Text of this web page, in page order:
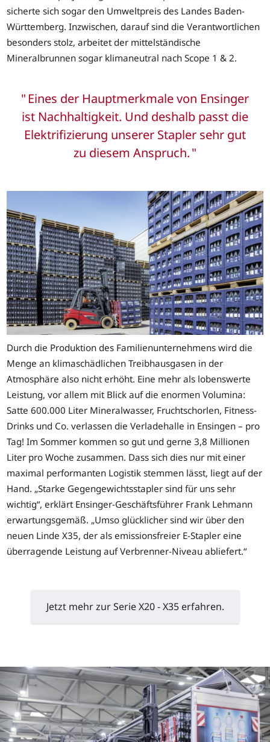
sicherte sich sogar den Umweltpreis des Landes Baden-
Württemberg. Inzwischen, darauf sind die Verantwortlichen
besonders stolz, arbeitet der mittelständische
Mineralbrunnen sogar klimaneutral nach Scope 1 & 2.
Eines der Hauptmerkmale von Ensinger
ist Nachhaltigkeit. Und deshalb passt die
Elektrifizierung unserer Stapler sehr gut
zu diesem Anspruch.
Durch die Produktion des Familienunternehmens wird die
Menge an klimaschädlichen Treibhausgasen in der
Atmosphäre also nicht erhöht. Eine mehr als lobenswerte
Leistung, vor allem mit Blick auf die enormen Volumina:
Satte 600.000 Liter Mineralwasser, Fruchtschorlen, Fitness-
Drinks und Co. verlassen die Verladehalle in Ensingen – pro
Tag! Im Sommer kommen so gut und gerne 3,8 Millionen
Liter pro Woche zusammen. Dass sich dies nur mit einer
maximal performanten Logistik stemmen lässt, liegt auf der
Hand. „Starke Gegengewichtsstapler sind für uns sehr
wichtig“, erklärt Ensinger-Geschäftsführer Frank Lehmann
erwartungsgemäß. „Umso glücklicher sind wir über den
neuen Linde X35, der als emissionsfreier E-Stapler eine
überragende Leistung auf Verbrenner-Niveau abliefert.“
Jetzt mehr zur Serie X20 - X35 erfahren.